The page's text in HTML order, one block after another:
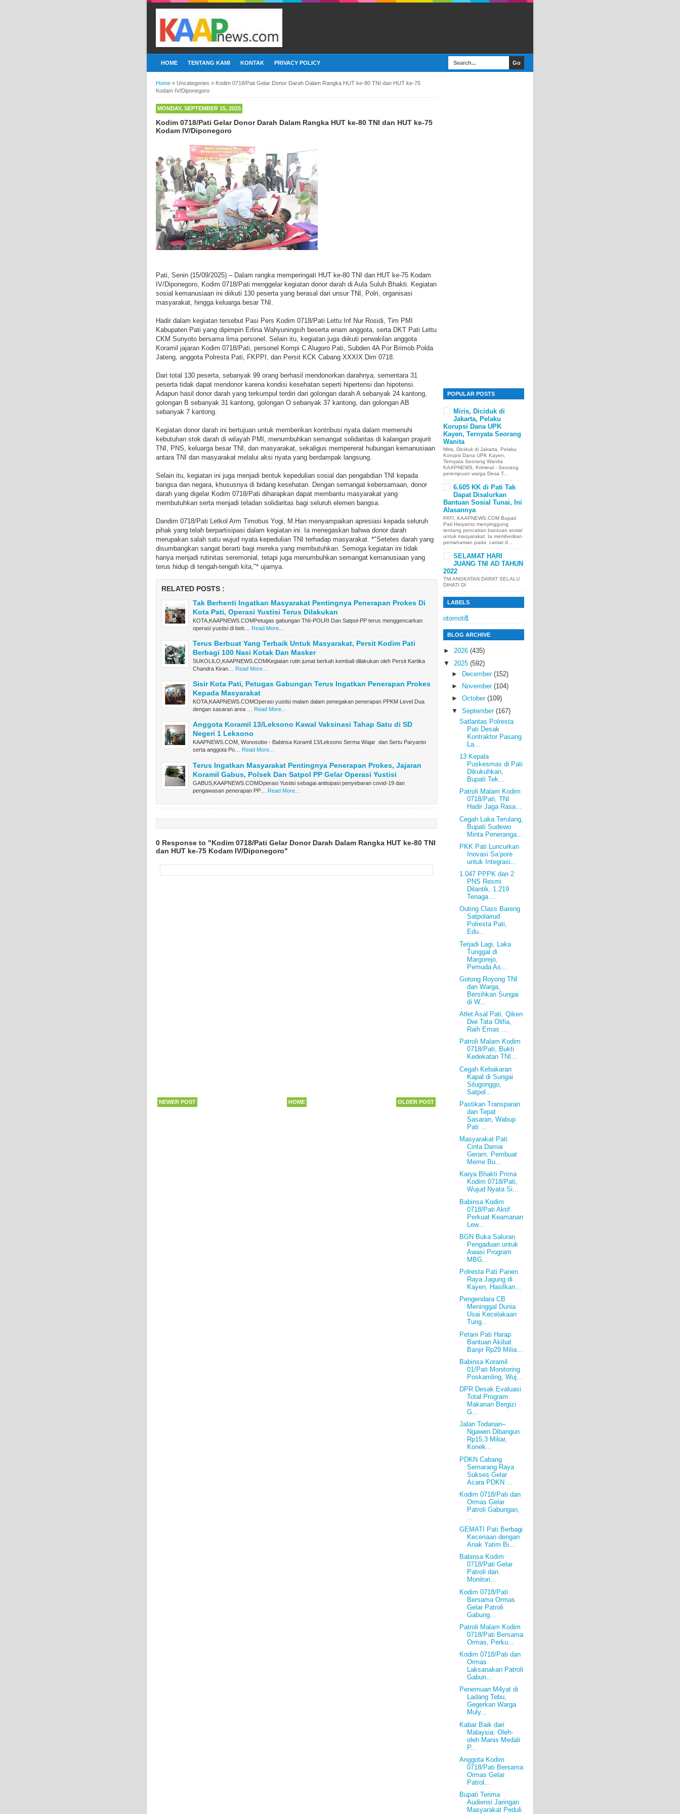
HOME TENTANG KAMI KONTAK PRIVACY POLICY
Home » Uncategories » Kodim 0718/Pati Gelar Donor Darah Dalam Rangka HUT ke-80 TNI dan HUT ke-75
Kodam IV/Diponegoro
MONDAY, SEPTEMBER 15, 2025
Kodim 0718/Pati Gelar Donor Darah Dalam Rangka HUT ke-80 TNI dan HUT ke-75
Kodam IV/Diponegoro
Pati, Senin (15/09/2025) – Dalam rangka memperingati HUT ke-80 TNI dan HUT ke-75 Kodam
IV/Diponegoro, Kodim 0718/Pati menggelar kegiatan donor darah di Aula Suluh Bhakti. Kegiatan
sosial kemanusiaan ini diikuti 130 peserta yang berasal dari unsur TNI, Polri, organisasi
masyarakat, hingga keluarga besar TNI.
Hadir dalam kegiatan tersebut Pasi Pers Kodim 0718/Pati Lettu Inf Nur Rosidi, Tim PMI
Kabupaten Pati yang dipimpin Erlina Wahyuningsih beserta enam anggota, serta DKT Pati Lettu
CKM Sunyoto bersama lima personel. Selain itu, kegiatan juga diikuti perwakilan anggota
Koramil jajaran Kodim 0718/Pati, personel Kompi C Alugoro Pati, Subden 4A Por Brimob Polda
Jateng, anggota Polresta Pati, FKPPI, dan Persit KCK Cabang XXXIX Dim 0718.
Dari total 130 peserta, sebanyak 99 orang berhasil mendonorkan darahnya, sementara 31
peserta tidak dapat mendonor karena kondisi kesehatan seperti hipertensi dan hipotensi.
Adapun hasil donor darah yang terkumpul terdiri dari golongan darah A sebanyak 24 kantong,
golongan B sebanyak 31 kantong, golongan O sebanyak 37 kantong, dan golongan AB
sebanyak 7 kantong.
Kegiatan donor darah ini bertujuan untuk memberikan kontribusi nyata dalam memenuhi
kebutuhan stok darah di wilayah PMI, menumbuhkan semangat solidaritas di kalangan prajurit
TNI, PNS, keluarga besar TNI, dan masyarakat, sekaligus mempererat hubungan kemanusiaan
antara TNI dan masyarakat melalui aksi nyata yang berdampak langsung.
Selain itu, kegiatan ini juga menjadi bentuk kepedulian sosial dan pengabdian TNI kepada
bangsa dan negara, khususnya di bidang kesehatan. Dengan semangat kebersamaan, donor
darah yang digelar Kodim 0718/Pati diharapkan dapat membantu masyarakat yang
membutuhkan serta menjadi teladan solidaritas bagi seluruh elemen bangsa.
Dandim 0718/Pati Letkol Arm Timotius Yogi, M.Han menyampaikan apresiasi kepada seluruh
pihak yang telah berpartisipasi dalam kegiatan ini. Ia menegaskan bahwa donor darah
merupakan salah satu wujud nyata kepedulian TNI terhadap masyarakat. *"Setetes darah yang
disumbangkan sangat berarti bagi mereka yang membutuhkan. Semoga kegiatan ini tidak
hanya menjadi rutinitas seremonial, tetapi juga menumbuhkan semangat kemanusiaan yang
terus hidup di tengah-tengah kita,"* ujarnya.
RELATED POSTS :
Tak Berhenti Ingatkan Masyarakat Pentingnya Penerapan Prokes Di
Kota Pati, Operasi Yustisi Terus Dilakukan
KOTA,KAAPNEWS.COMPetugas gabungan TNI-POLRI Dan Satpol-PP terus menggencarkan
operasi yustisi di beb…
Read More...
Terus Berbuat Yang Terbaik Untuk Masyarakat, Persit Kodim Pati
Berbagi 100 Nasi Kotak Dan Masker
SUKOLILO,KAAPNEWS.COMKegiatan rutin jumat berkah kembali dilakukan oleh Persit Kartika
Chandra Kiran…
Read More...
Sisir Kota Pati, Petugas Gabungan Terus Ingatkan Penerapan Prokes
Kepada Masyarakat
KOTA,KAAPNEWS.COMOperasi yustisi malam dalam penegakan penerapan PPKM Level Dua
dengan sasaran area …
Read More...
Anggota Koramil 13/Leksono Kawal Vaksinasi Tahap Satu di SD
Negeri 1 Leksono
KAAPNEWS.COM, Wonosobo - Babinsa Koramil 13/Leksono Serma Wajar dan Sertu Paryanto
serta anggota Po… Read More...
Terus Ingatkan Masyarakat Pentingnya Penerapan Prokes, Jajaran
Koramil Gabus, Polsek Dan Satpol PP Gelar Operasi Yustisi
GABUS,KAAPNEWS.COMOperasi Yustisi sebagai antisipasi penyebaran covid-19 dan
pengawasan penerapan PP…
Read More...
0 Response to "Kodim 0718/Pati Gelar Donor Darah Dalam Rangka HUT ke-80 TNI
dan HUT ke-75 Kodam IV/Diponegoro"
NEWER POST OLDER POST
HOME
POPULAR POSTS
Miris, Diciduk di
Jakarta, Pelaku
Korupsi Dana UPK
Kayen, Ternyata Seorang
Wanita
Miris, Diciduk di Jakarta, Pelaku
Korupsi Dana UPK Kayen,
Ternyata Seorang Wanita
KAAPNEWS, Kriminal - Seorang
perempuan warga Desa T...
6.605 KK di Pati Tak
Dapat Disalurkan
Bantuan Sosial Tunai, Ini
Alasannya
PATI, KAAPNEWS.COM Bupati
Pati Haryanto menyinggung
tentang pencairan bantuan sosial
untuk masyarakat. Ia memberikan
pemahaman pada camat d...
SELAMAT HARI
JUANG TNI AD TAHUN
2022
TNI ANGKATAN DARAT SELALU
DIHATI DI
LABELS
otomotif1
BLOG ARCHIVE
► 2026 (435)
▼ 2025 (592)
►
December (152)
►
November (104)
► October (109)
▼ September (167)
Satlantas Polresta
Pati Desak
Kontraktor Pasang
La...
13 Kepala
Puskesmas di Pati
Dikukuhkan,
Bupati Tek...
Patroli Malam Kodim
0718/Pati, TNI
Hadir Jaga Rasa...
Cegah Laka Terulang,
Bupati Sudewo
Minta Peneranga...
PKK Pati Luncurkan
Inovasi Sa’pore
untuk Integrasi...
1.047 PPPK dan 2
PNS Resmi
Dilantik, 1.219
Tenaga ...
Outing Class Bareng
Satpolairud
Polresta Pati,
Edu...
Terjadi Lagi, Laka
Tunggal di
Margorejo,
Pemuda As...
Gotong Royong TNI
dan Warga,
Bersihkan Sungai
di W...
Atlet Asal Pati, Qiken
Dwi Tata Olifia,
Raih Emas ...
Patroli Malam Kodim
0718/Pati, Bukti
Kedekatan TNI...
Cegah Kebakaran
Kapal di Sungai
Silugonggo,
Satpol...
Pastikan Transparan
dan Tepat
Sasaran, Wabup
Pati ...
Masyarakat Pati
Cinta Damai
Geram, Pembuat
Meme Bu...
Karya Bhakti Prima
Kodim 0718/Pati,
Wujud Nyata Si...
Babinsa Kodim
0718/Pati Aktif
Perkuat Keamanan
Lew...
BGN Buka Saluran
Pengaduan untuk
Awasi Program
MBG...
Polresta Pati Panen
Raya Jagung di
Kayen, Hasilkan...
Pengendara CB
Meninggal Dunia
Usai Kecelakaan
Tung...
Petani Pati Harap
Bantuan Akibat
Banjir Rp29 Milia...
Babinsa Koramil
01/Pati Monitoring
Poskamling, Wuj...
DPR Desak Evaluasi
Total Program
Makanan Bergizi
G...
Jalan Todanan–
Ngawen Dibangun
Rp15,3 Miliar,
Konek...
PDKN Cabang
Semarang Raya
Sukses Gelar
Acara PDKN ...
Kodim 0718/Pati dan
Ormas Gelar
Patroli Gabungan,
GEMATI Pati Berbagi
Keceriaan dengan
Anak Yatim Bi...
Babinsa Kodim
0718/Pati Gelar
Patroli dan
Monitori...
Kodim 0718/Pati
Bersama Ormas
Gelar Patroli
Gabung...
Patroli Malam Kodim
0718/Pati Bersama
Ormas, Perku...
Kodim 0718/Pati dan
Ormas
Laksanakan Patroli
Gabun...
Penemuan M4yat di
Ladang Tebu,
Gegerkan Warga
Muly...
Kabar Baik dari
Malaysia: Oleh-
oleh Manis Medali
P...
Anggota Kodim
0718/Pati Bersama
Ormas Gelar
Patrol...
Bupati Terima
Audiensi Jaringan
Masyarakat Peduli